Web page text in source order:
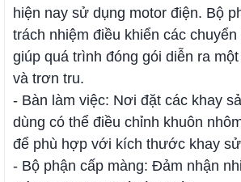
hiện nay sử dụng motor điện. Bộ
trách nhiệm điều khiển các
giúp quá trình đóng gói diễn ra
và trơn tru.
- Bàn làm việc: Nơi đặt các khay
dùng có thể điều chỉnh khuôn
để phù hợp với kích thước khay
- Bộ phận cấp màng: Đảm nhận